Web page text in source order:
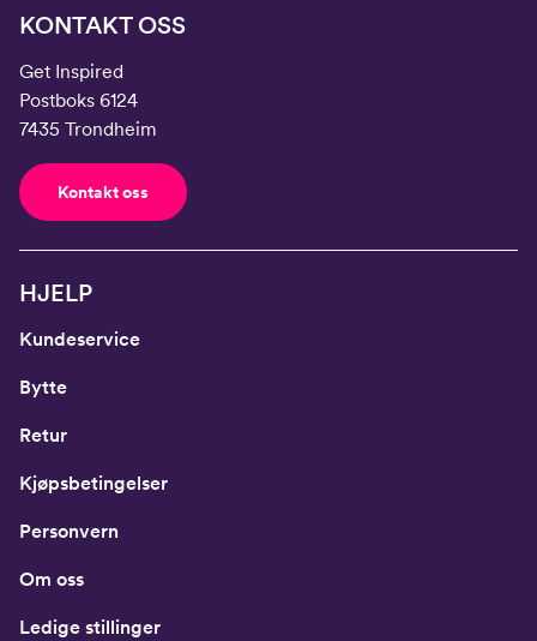
KONTAKT OSS
Get Inspired
Postboks 6124
7435 Trondheim
Kontakt oss
HJELP
Kundeservice
Bytte
Retur
Kjøpsbetingelser
Personvern
Om oss
Ledige stillinger